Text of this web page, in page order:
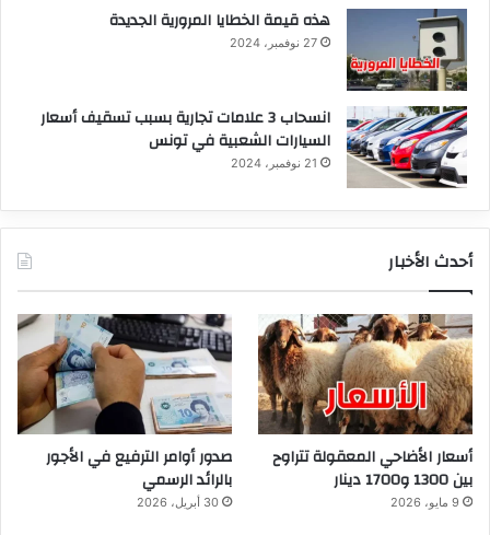
هذه قيمة الخطايا المرورية الجديدة
27 نوفمبر، 2024
انسحاب 3 علامات تجارية بسبب تسقيف أسعار
السيارات الشعبية في تونس
21 نوفمبر، 2024
أحدث الأخبار
أسعار الأضاحي المعقولة تتراوح
بين 1300 و1700 دينار
9 مايو، 2026
صدور أوامر الترفيع في الأجور
بالرائد الرسمي
30 أبريل، 2026